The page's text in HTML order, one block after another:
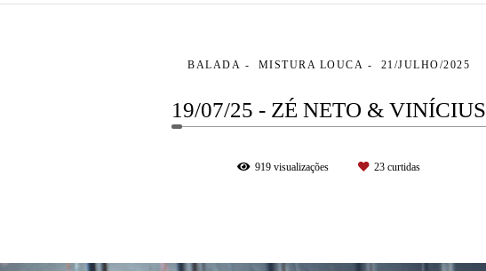
BALADA MISTURA LOUCA 21/JULHO/2025
19/07/25 - ZÉ NETO & VINÍCIUS
919 visualizações 23 curtidas